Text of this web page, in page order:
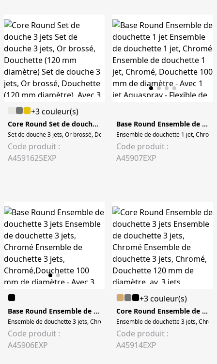
+3 couleur(s)
Core Round Set de douche 3 jets
Set de douche 3 jets, Or brossé, Douchette (120 mm diamètre) Set de
Code produit :
A4591625EXP
Base Round Ensemble de douchette 1 jet
Ensemble de douchette 1 jet,
Code produit :
A45907EXP
Base Round Ensemble de douchette 3 jets
Ensemble de douchette 3 jets, Chromé Ensemble de douchette 3 jets,
Code produit :
A45906EXP
+3 couleur(s)
Core Round Ensemble de douchette 3 jets
Ensemble de douchette 3 jets,
Code produit :
A45914EXP